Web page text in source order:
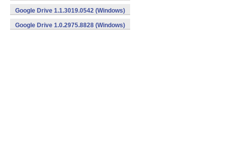
Google Drive 1.1.3019.0542 (Windows)
Google Drive 1.0.2975.8828 (Windows)